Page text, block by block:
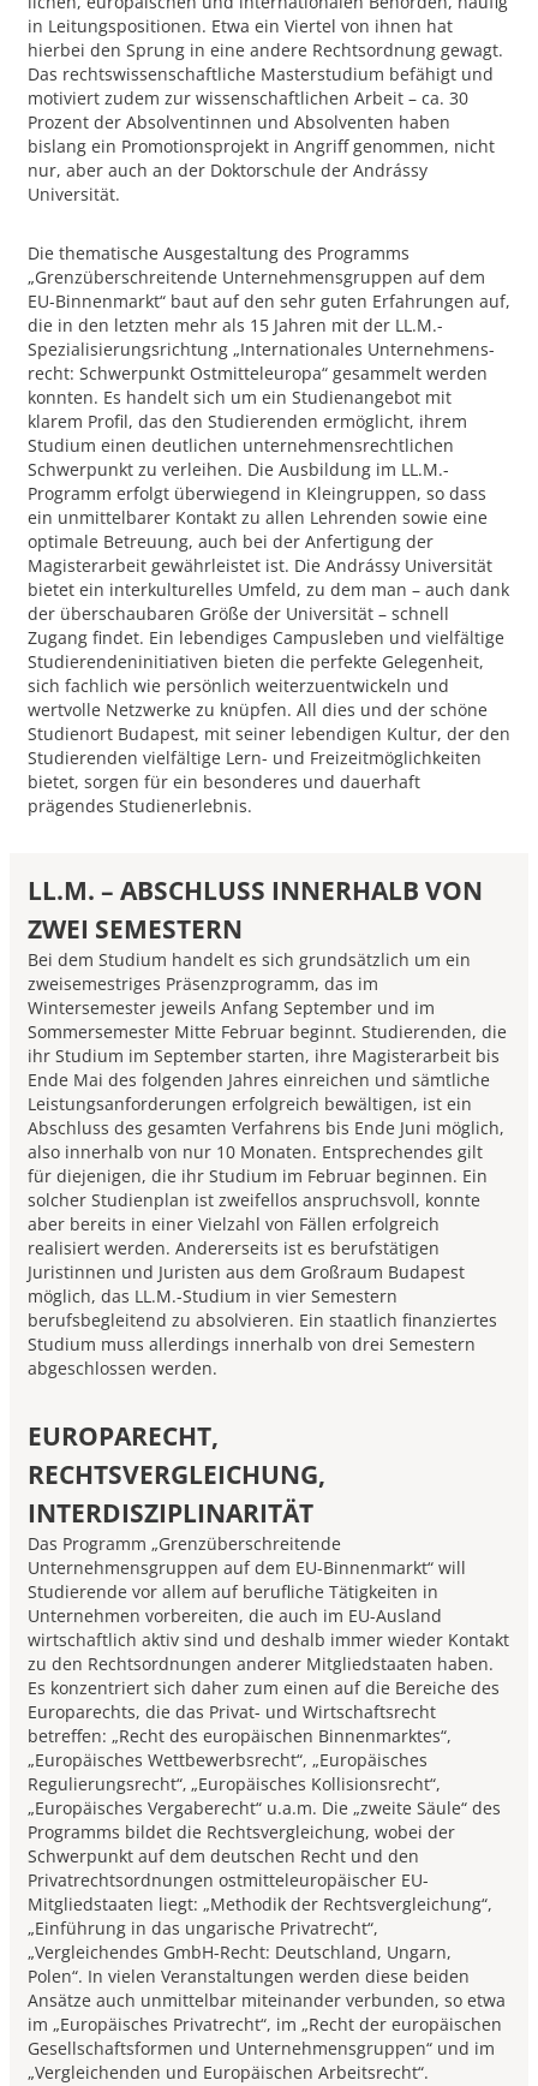
in Leitungspositionen. Etwa ein Viertel von ihnen hat
hierbei den Sprung in eine andere Rechtsordnung gewagt.
Das rechtswissenschaftliche Masterstu­dium befähigt und
motiviert zudem zur wissenschaftlichen Arbeit – ca. 30
Prozent der Absol­ventinnen und Absolventen haben
bislang ein Promotionsprojekt in Angriff genommen, nicht
nur, aber auch an der Doktorschule der Andrássy
Universität.
Die thematische Ausgestaltung des Programms
„Grenzüberschreitende Unternehmensgrup­pen auf dem
EU-Binnenmarkt“ baut auf den sehr guten Erfahrungen auf,
die in den letzten mehr als 15 Jahren mit der LL.M.-
Spezialisierungsrichtung „Internationales Unternehmens­
recht: Schwerpunkt Ostmitteleuropa“ gesammelt werden
konnten. Es handelt sich um ein Studien­angebot mit
klarem Profil, das den Studierenden ermöglicht, ihrem
Studium einen deutlichen unternehmensrechtlichen
Schwerpunkt zu verleihen. Die Ausbildung im LL.M.-
Programm er­folgt überwiegend in Kleingruppen, so dass
ein unmittelbarer Kontakt zu allen Lehrenden so­wie eine
optimale Betreuung, auch bei der Anfertigung der
Magisterarbeit ge­währleistet ist. Die Andrássy Universität
bietet ein interkulturelles Umfeld, zu dem man – auch dank
der über­schaubaren Größe der Universität – schnell
Zugang findet. Ein lebendiges Cam­pusleben und vielfältige
Studierendeninitiativen bieten die perfekte Gelegenheit,
sich fachlich wie persönlich weiterzuentwickeln und
wertvolle Netzwerke zu knüpfen. All dies und der schöne
Studienort Budapest, mit seiner lebendigen Kultur, der den
Studierenden vielfältige Lern- und Freizeitmöglichkeiten
bietet, sorgen für ein besonderes und dauerhaft
prägendes Studienerlebnis.
LL.M. – ABSCHLUSS INNERHALB VON
ZWEI SEMESTERN
Bei dem Studium handelt es sich grundsätzlich um ein
zweisemestriges Präsenzprogramm, das im
Wintersemester jeweils Anfang September und im
Sommersemester Mitte Februar beginnt. Studierenden, die
ihr Studium im September starten, ihre Magisterarbeit bis
Ende Mai des folgenden Jahres einreichen und sämtliche
Leistungsanforderungen erfolgreich bewältigen, ist ein
Abschluss des gesamten Verfahrens bis Ende Juni möglich,
also innerhalb von nur 10 Monaten. Entsprechendes gilt
für diejenigen, die ihr Studium im Februar beginnen. Ein
solcher Studienplan ist zweifellos anspruchsvoll, konnte
aber bereits in einer Vielzahl von Fällen erfolgreich
realisiert werden. Andererseits ist es berufstätigen
Juristinnen und Juristen aus dem Großraum Budapest
möglich, das LL.M.-Studium in vier Semestern
berufsbegleitend zu absolvieren. Ein staatlich finanziertes
Studium muss allerdings innerhalb von drei Semestern
abgeschlossen werden.
EUROPARECHT,
RECHTSVERGLEICHUNG,
INTERDISZIPLINARITÄT
Das Programm „Grenzüberschreitende
Unternehmensgrup­pen auf dem EU-Binnenmarkt“ will
Studierende vor allem auf berufliche Tätigkeiten in
Unternehmen vorbereiten, die auch im EU-Ausland
wirtschaftlich aktiv sind und deshalb immer wieder Kontakt
zu den Rechtsordnungen anderer Mitgliedstaaten haben.
Es konzentriert sich daher zum einen auf die Bereiche des
Europarechts, die das Privat- und Wirtschaftsrecht
betreffen: „Recht des europäischen Binnenmarktes“,
„Europäisches Wettbewerbsrecht“, „Europäisches
Regulierungsrecht“‚ „Europäisches Kollisionsrecht“,
„Europäisches Vergaberecht“ u.a.m. Die „zweite Säule“ des
Programms bildet die Rechtsvergleichung, wobei der
Schwerpunkt auf dem deutschen Recht und den
Privatrechtsordnungen ostmitteleuropäischer EU-
Mitgliedstaaten liegt: „Methodik der Rechtsvergleichung“,
„Einführung in das ungarische Privatrecht“,
„Vergleichendes GmbH-Recht: Deutschland, Ungarn,
Polen“. In vielen Veranstaltungen werden diese beiden
Ansätze auch unmittelbar miteinander verbunden, so etwa
im „Europäisches Privatrecht“, im „Recht der europäischen
Gesellschaftsformen und Unternehmensgruppen“ und im
„Vergleichenden und Europäischen Arbeitsrecht“.